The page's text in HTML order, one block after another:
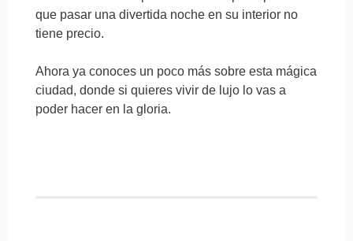
que pasar una divertida noche en su interior no
tiene precio.
Ahora ya conoces un poco más sobre esta mágica
ciudad, donde si quieres vivir de lujo lo vas a
poder hacer en la gloria.